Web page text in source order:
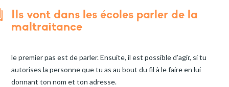
Ils vont dans les écoles parler de la
maltraitance
le premier pas est de parler. Ensuite, il est possible d’agir, si tu
autorises la personne que tu as au bout du fil à le faire en lui
donnant ton nom et ton adresse.